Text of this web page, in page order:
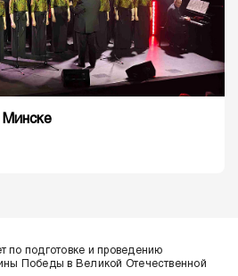
по подготовке и проведению
Победы в Великой Отечественной